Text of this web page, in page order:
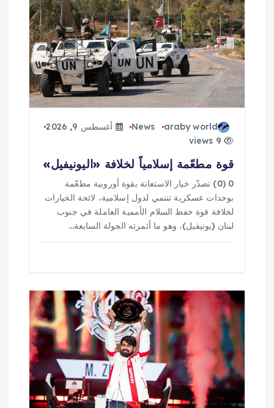
araby world
News
أغسطس 9, 2026
9 views
قوة مطعّمة إسلامياً لخلافة «اليونيفيل»
0 (0) تصدّر خيار الاستعانة بقوة أوروبية مطعّمة
بوحدات عسكرية تنتمي لدول إسلامية، لائحة الخيارات
لخلافة قوة حفظ السلام الأممية العاملة في جنوب
لبنان (يونيفيل)، وهو ما أثمرته الجولة السابعة…